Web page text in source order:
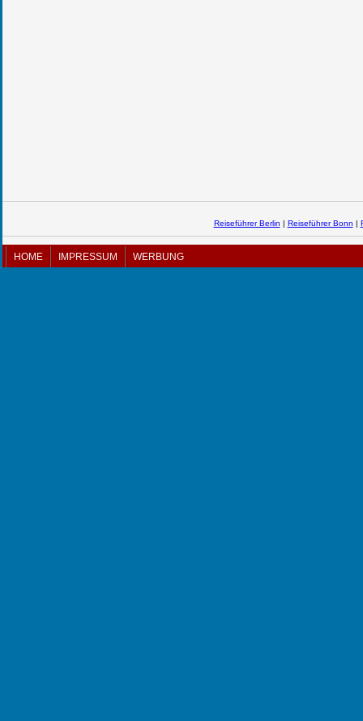
Reiseführer Berlin | Reiseführer Bonn |
HOME IMPRESSUM WERBUNG